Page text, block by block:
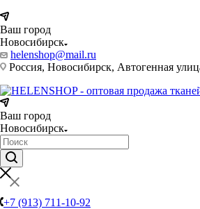
Ваш город
Новосибирск
helenshop@mail.ru
Россия, Новосибирск, Автогенная
Ваш город
Новосибирск
+7 (913) 711-10-92